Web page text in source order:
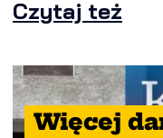
Czytaj też
Więcej